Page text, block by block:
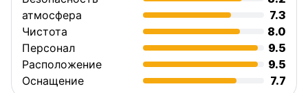
атмосфера
7.3
Чистота
8.0
Персонал
9.5
Расположение
9.5
Оснащение
7.7